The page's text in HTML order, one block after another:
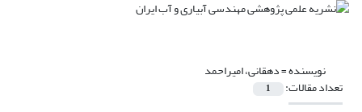
نویسنده =دهقانی، امیراحمد
تعداد مقالات: 1